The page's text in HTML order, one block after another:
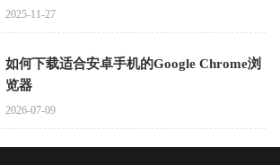
2025-11-27
如何下载适合安卓手机的Google Chrome浏
览器
2026-07-09